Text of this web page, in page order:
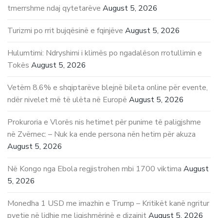
tmerrshme ndaj qytetarëve August 5, 2026
Turizmi po rrit bujqësinë e fqinjëve August 5, 2026
Hulumtimi: Ndryshimi i klimës po ngadalëson rrotullimin e
Tokës August 5, 2026
Vetëm 8.6% e shqiptarëve blejnë bileta online për evente,
ndër nivelet më të ulëta në Europë August 5, 2026
Prokuroria e Vlorës nis hetimet për punime të paligjshme
në Zvërnec: – Nuk ka ende persona nën hetim për akuza
August 5, 2026
Në Kongo nga Ebola regjistrohen mbi 1700 viktima August
5, 2026
Monedha 1 USD me imazhin e Trump – Kritikët kanë ngritur
pyetje në lidhje me ligjshmërinë e dizajnitAugust 5, 2026